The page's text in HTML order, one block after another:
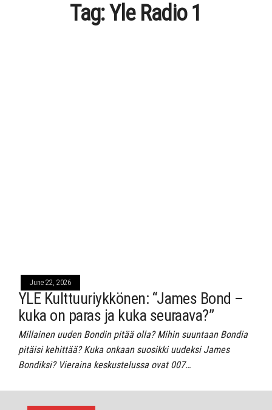
Tag:Yle Radio 1
June 22, 2026
YLE Kulttuuriykkönen: “James Bond –
kuka on paras ja kuka seuraava?”
Millainen uuden Bondin pitää olla? Mihin suuntaan Bondia
pitäisi kehittää? Kuka onkaan suosikki uudeksi James
Bondiksi? Vieraina keskustelussa ovat 007…